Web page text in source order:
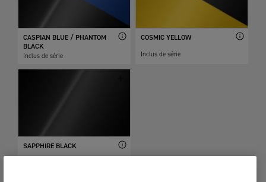
CASPIAN BLUE / PHANTOM
BLACK
Inclus de série
COSMIC YELLOW
Inclus de série
SAPPHIRE BLACK